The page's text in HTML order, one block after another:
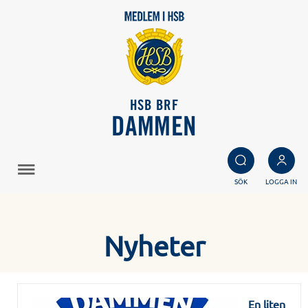
HSB BRF
DAMMEN
SÖK LOGGA IN
Nyheter
En liten